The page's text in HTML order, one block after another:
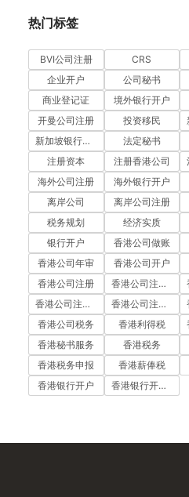
热门标签
BVI公司注册 CRS
企业开户
公司秘书
商业登记证
境外银行开户
开曼公司注册
投资移民
新加坡银行开户
法定秘书
注册资本
注册香港公司
海外公司注册
海外银行开户
离岸公司
离岸公司注册
税务规划
经济实质
银行开户
香港公司做账
香港公司年审
香港公司开户
香港公司注册
香港公司注册代办
香港公司注册流程
香港公司注册费用
香港公司税务
香港利得税
香港秘书服务
香港税务
香港税务申报
香港薪俸税
香港银行开户
香港银行开户流程